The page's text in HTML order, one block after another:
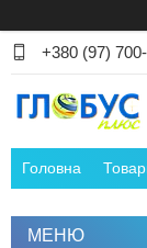
+380 (97)
Головна